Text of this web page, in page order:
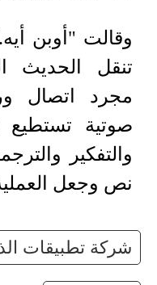
وقالت "أوبن
تنقل الحديث
مجرد اتصال
صوتية تستطيع
والتفكير
نص وجعل
شركة تطبيقات